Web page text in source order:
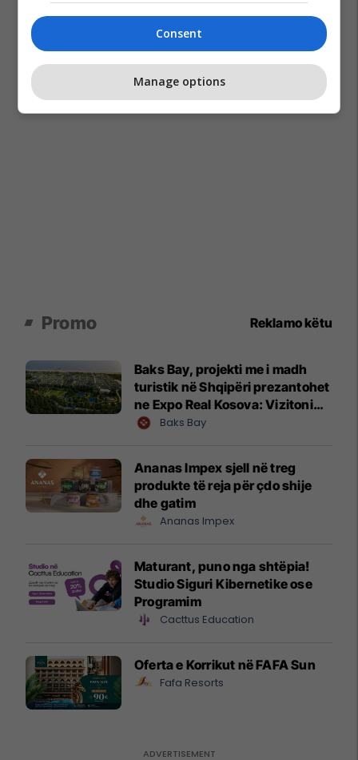
Promo Reklamo këtu
Baks Bay, projekti me i madh
turistik në Shqipëri prezantohet
ne Expo Real Kosova: Vizitoni
shtandin dhe zbuloni
Baks Bay
Ananas Impex sjell në treg
produkte të reja për çdo shije
dhe gatim
Ananas Impex
Maturant, puno nga shtëpia!
Studio Siguri Kibernetike ose
Programim
Cacttus Education
Oferta e Korrikut në FAFA Sun
Fafa Resorts
Consent
Manage options